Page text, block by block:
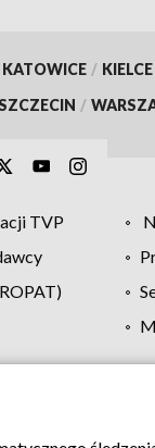
KATOWICE / KIELCE
/
TVP
Pomoc